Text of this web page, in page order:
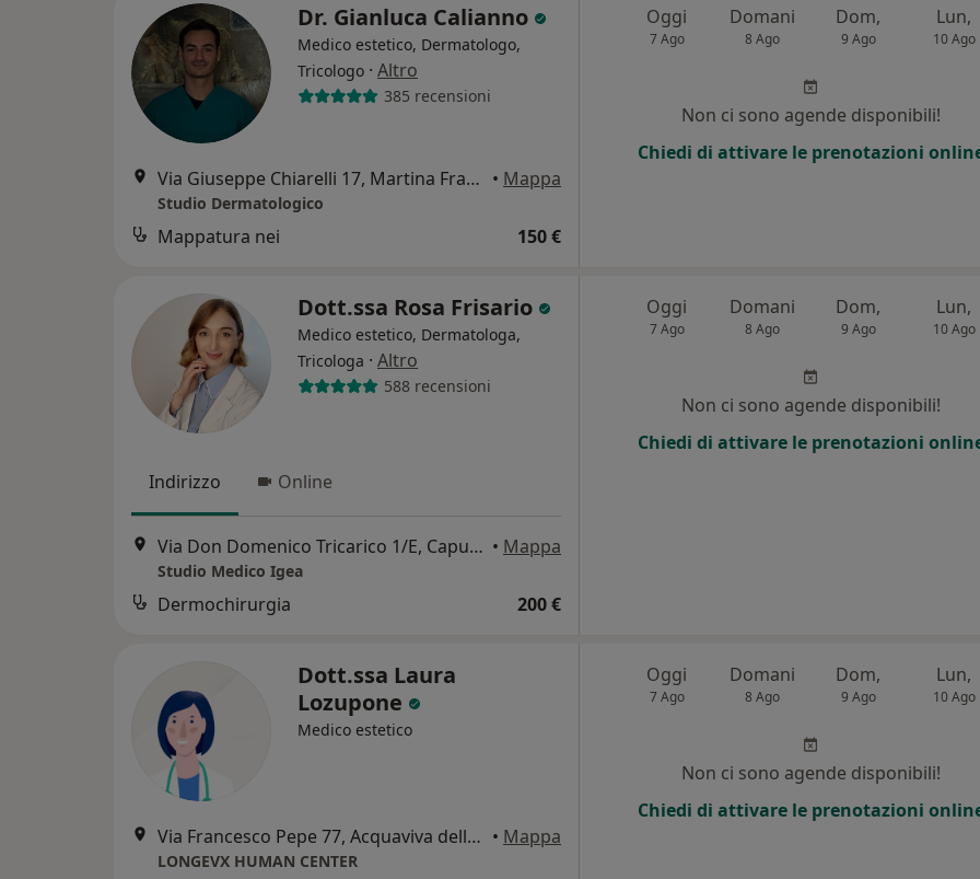
Dr. Gianluca Calianno
Medico estetico, Dermatologo,
Tricologo · Altro
385 recensioni
Via Giuseppe Chiarelli 17, Martina Franca • Mappa
Studio Dermatologico
Mappatura nei 150 €
Oggi
7 Ago
Domani
8 Ago
Dom,
9 Ago
Lun,
10 Ago
Non ci sono agende disponibili!
Chiedi di attivare le prenotazioni
Dott.ssa Rosa Frisario
Medico estetico, Dermatologa,
Tricologa · Altro
588 recensioni
Indirizzo Online
Via Don Domenico Tricarico 1/E, Capurso • Mappa
Studio Medico Igea
Dermochirurgia 200 €
Oggi
7 Ago
Domani
8 Ago
Dom,
9 Ago
Lun,
10 Ago
Non ci sono agende disponibili!
Chiedi di attivare le prenotazioni
Dott.ssa Laura
Lozupone
Medico estetico
Via Francesco Pepe 77, Acquaviva delle Fonti • Mappa
LONGEVX HUMAN CENTER
Oggi
7 Ago
Domani
8 Ago
Dom,
9 Ago
Lun,
10 Ago
Non ci sono agende disponibili!
Chiedi di attivare le prenotazioni